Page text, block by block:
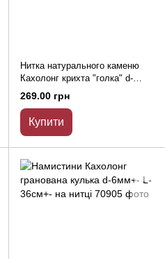
Нитка натурального каменю
Кахолонг крихта "голка" d-
20х8мм L-40см + -
269.00 грн
Купити